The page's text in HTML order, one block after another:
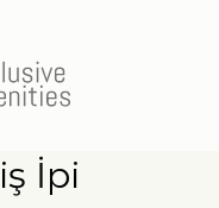
İpi